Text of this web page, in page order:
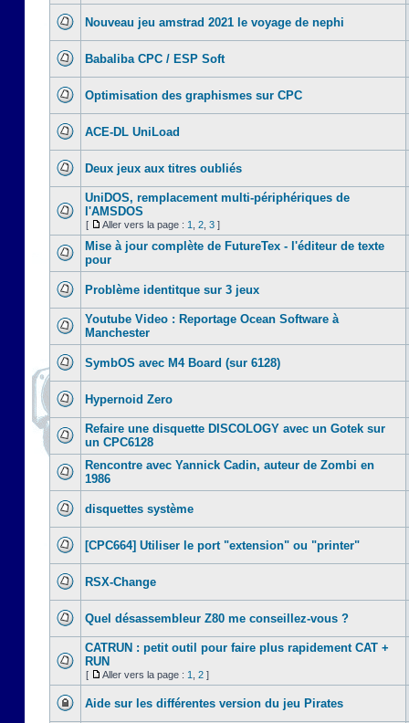
Nouveau jeu amstrad 2021 le voyage de nephi
Babaliba CPC / ESP Soft
Optimisation des graphismes sur CPC
ACE-DL UniLoad
Deux jeux aux titres oubliés
UniDOS, remplacement multi-périphériques de
l'AMSDOS
[ Aller vers la page : 1 2 3 ]
Mise à jour complète de FutureTex - l'éditeur de texte
pour
Problème identitque sur 3 jeux
Youtube Video : Reportage Ocean Software à
Manchester
SymbOS avec M4 Board (sur 6128)
Hypernoid Zero
Refaire une disquette DISCOLOGY avec un Gotek sur
un CPC6128
Rencontre avec Yannick Cadin, auteur de Zombi en
1986
disquettes système
[CPC664] Utiliser le port "extension" ou "printer"
RSX-Change
Quel désassembleur Z80 me conseillez-vous ?
CATRUN : petit outil pour faire plus rapidement CAT +
RUN
[ Aller vers la page : 1 2 ]
Aide sur les différentes version du jeu Pirates